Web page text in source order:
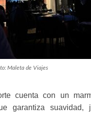
Maleta de Viajes
cuenta con un
garantiza suavidad,